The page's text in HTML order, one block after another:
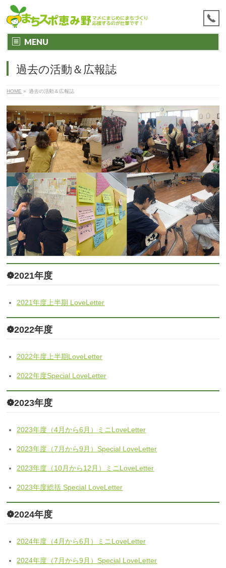
MENU
過去の活動＆広報誌
HOME » 過去の活動＆広報誌
❁2021年度
2021年度上半期 LoveLetter
❁2022年度
2022年度上半期LoveLetter
2022年度Special LoveLetter
❁2023年度
2023年度（4月から6月）ミニLoveLetter
2023年度（7月から9月）Special LoveLetter
2023年度（10月から12月）ミニLoveLetter
2023年度総括 Special LoveLetter
❁2024年度
2024年度（4月から6月）ミニLoveLetter
2024年度（7月から9月）Special LoveLetter